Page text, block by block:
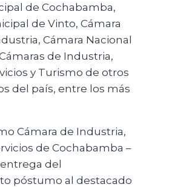
de Cochabamba,
de Vinto, Cámara
Cámara Nacional
de Industria,
y Turismo de otros
del país, entre los más
Cámara de Industria,
de Cochabamba –
del
póstumo al destacado